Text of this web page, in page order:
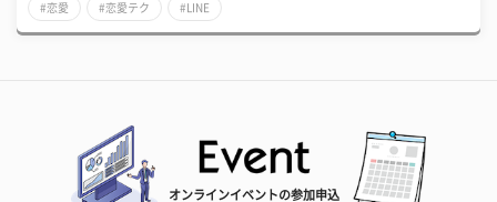
#恋愛 #恋愛テク #LINE
オンラインイベントの参加申込